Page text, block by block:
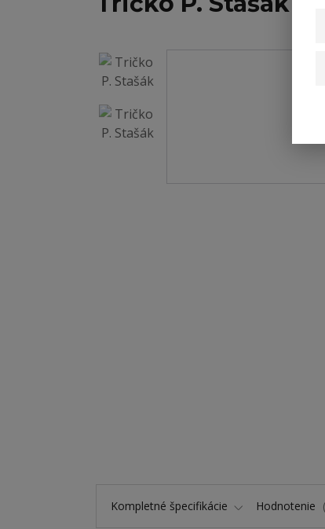
Kompletné špecifikácie Hodnotenie